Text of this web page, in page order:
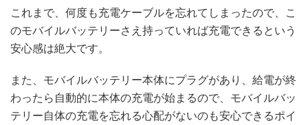
これまで、何度も充電ケーブルを忘れてしまったので、こ
のモバイルバッテリーさえ持っていれば充電できるという
安心感は絶大です。
また、モバイルバッテリー本体にプラグがあり、給電が終
わったら自動的に本体の充電が始まるので、モバイルバッ
テリー自体の充電を忘れる心配がないのも安心できるポイ